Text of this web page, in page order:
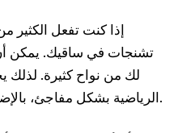
إذا كنت تفعل الكثير
تشنجات في ساقيك. يمكن
لك من نواح كثيرة. لذلك
الرياضية بشكل مفاجئ، .